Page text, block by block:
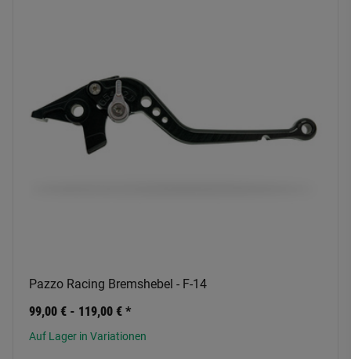
Pazzo Racing Bremshebel - F-14
99,00 € - 119,00 € *
Auf Lager in Variationen